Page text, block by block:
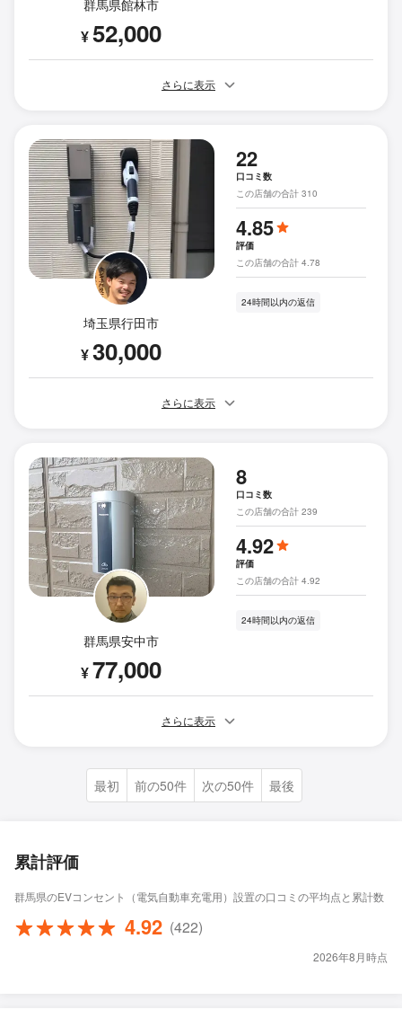
群馬県館林市
¥52,000
さらに表示
埼玉県行田市
¥30,000
22
口コミ数
この店舗の合計 310
4.85
評価
この店舗の合計 4.78
24時間以内の返信
さらに表示
群馬県安中市
¥77,000
8
口コミ数
この店舗の合計 239
4.92
評価
この店舗の合計 4.92
24時間以内の返信
さらに表示
最初 前の50件 次の50件 最後
累計評価
群馬県のEVコンセント（電気自動車充電用）設置の口コミの平均点と累計数
4.92 (422)
2026年8月時点